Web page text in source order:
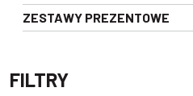
ZESTAWY PREZENTOWE
FILTRY